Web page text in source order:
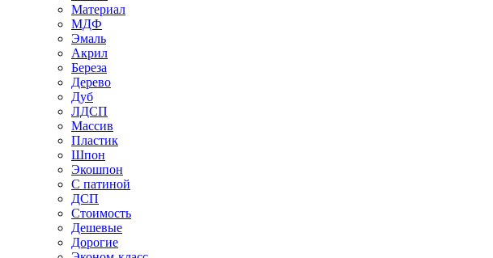
Материал
МДФ
Эмаль
Акрил
Береза
Дерево
Дуб
ЛДСП
Массив
Пластик
Шпон
Экошпон
С патиной
ДСП
Стоимость
Дешевые
Дорогие